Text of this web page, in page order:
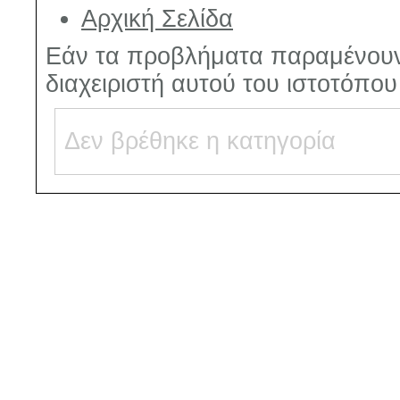
Αρχική Σελίδα
Εάν τα προβλήματα
διαχειριστή αυτού του
Δεν βρέθηκε η κατηγορία